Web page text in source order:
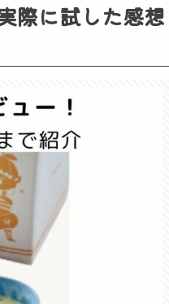
際に試した感想